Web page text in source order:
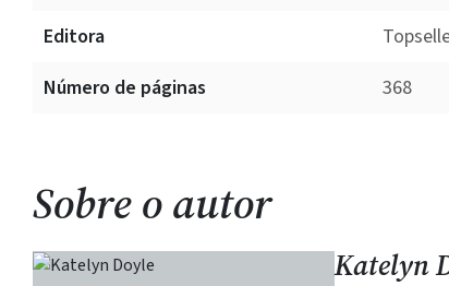
Editora
Número de páginas
368
Sobre o autor
Katelyn